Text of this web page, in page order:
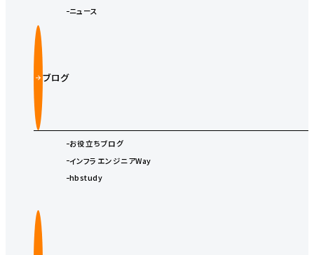
ニュース
ブログ
お役立ちブログ
インフラエンジニアWay
hbstudy